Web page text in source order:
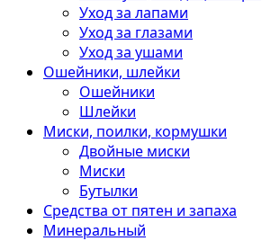
Уход за лапами
Уход за глазами
Уход за ушами
Ошейники, шлейки
Ошейники
Шлейки
Миски, поилки, кормушки
Двойные миски
Миски
Бутылки
Средства от пятен и запаха
Минеральный